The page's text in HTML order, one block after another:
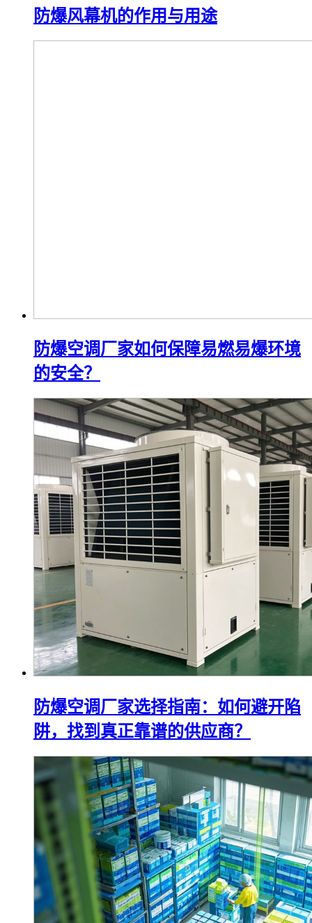
防爆风幕机的作用与用途
防爆空调厂家如何保障易燃易爆环境
的安全？
防爆空调厂家选择指南：如何避开陷
阱，找到真正靠谱的供应商？